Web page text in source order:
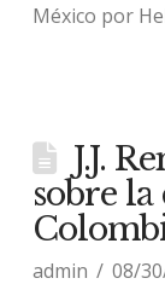
México por
J.J.
sobre
admin 08/